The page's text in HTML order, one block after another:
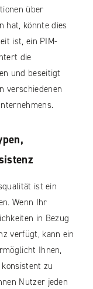
über
hat, könnte dies
ist, ein PIM-
die
und beseitigt
verschiedenen
ist ein
Wenn Ihr
in Bezug
verfügt, kann ein
Ihnen,
zu
Nutzer jeden